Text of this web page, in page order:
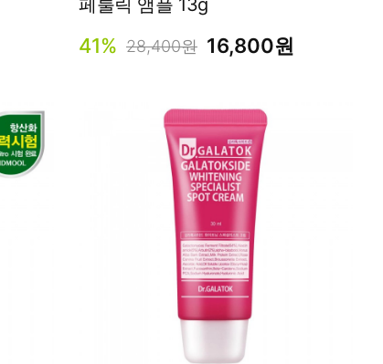
페룰릭 앰플 13g
41% 28,400원 16,800원